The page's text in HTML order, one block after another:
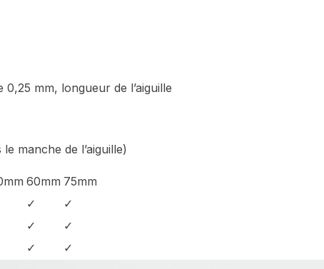
0,25 mm, longueur de l’aiguille
manche de l’aiguille)
60mm 75mm
✓
✓
✓
✓
✓ ✓